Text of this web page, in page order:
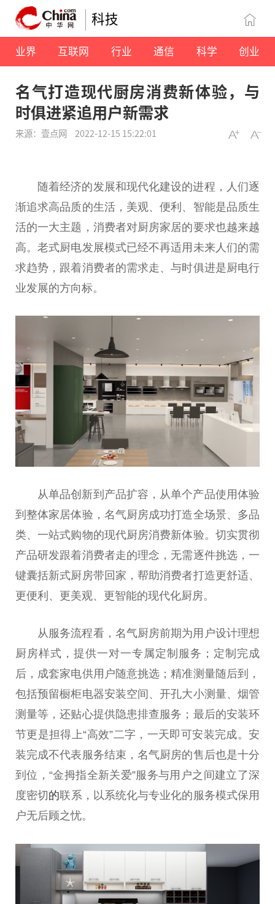
科技
业界 互联网 行业 通信 科学 创业
名气打造现代厨房消费新体验，与
时俱进紧追用户新需求
来源：壹点网 2022-12-15 15:22:01
随着经济的发展和现代化建设的进程，人们逐
渐追求高品质的生活，美观、便利、智能是品质生
活的一大主题，消费者对厨房家居的要求也越来越
高。老式厨电发展模式已经不再适用未来人们的需
求趋势，跟着消费者的需求走、与时俱进是厨电行
业发展的方向标。
从单品创新到产品扩容，从单个产品使用体验
到整体家居体验，名气厨房成功打造全场景、多品
类、一站式购物的现代厨房消费新体验。切实贯彻
产品研发跟着消费者走的理念，无需逐件挑选，一
键囊括新式厨房带回家，帮助消费者打造更舒适、
更便利、更美观、更智能的现代化厨房。
从服务流程看，名气厨房前期为用户设计理想
厨房样式，提供一对一专属定制服务；定制完成
后，成套家电供用户随意挑选；精准测量随后到，
包括预留橱柜电器安装空间、开孔大小测量、烟管
测量等，还贴心提供隐患排查服务；最后的安装环
节更是担得上“高效”二字，一天即可安装完成。安
装完成不代表服务结束，名气厨房的售后也是十分
到位，“金拇指全新关爱”服务与用户之间建立了深
度密切 的联系，以系统化与专业化的服务模式保用
户无后顾之忧。